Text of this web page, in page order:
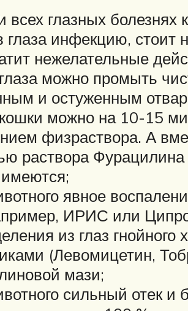
всех глазных
глаза инфекцию,
нежелательные
можно промыть
и остуженным
можно на 10-15
физраствора. А
раствора Фурацилина
явное
ИРИС или
из глаз гнойного
(Левомицетин,
мази;
сильный отек